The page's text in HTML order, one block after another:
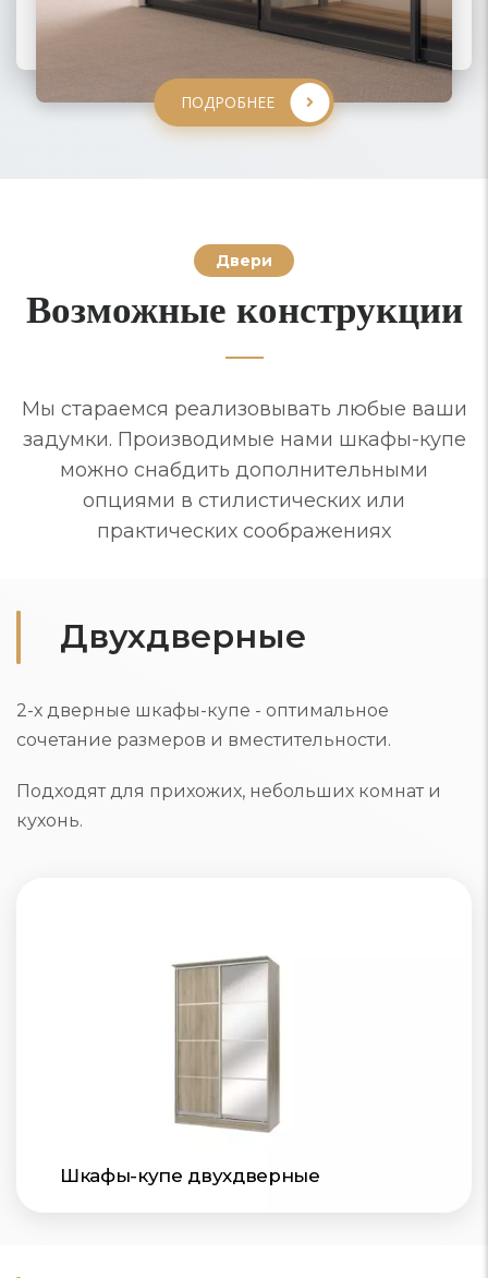
ПОДРОБНЕЕ
ПОДРОБНЕЕ
ПОДРОБНЕЕ
Двери
Возможные конструкции
Мы стараемся реализовывать любые ваши
задумки. Производимые нами шкафы-купе
можно снабдить дополнительными
опциями в стилистических или
практических соображениях
Двухдверные
2-х дверные шкафы-купе - оптимальное
сочетание размеров и вместительности.
Подходят для прихожих, небольших комнат и
кухонь.
Шкафы-купе двухдверные